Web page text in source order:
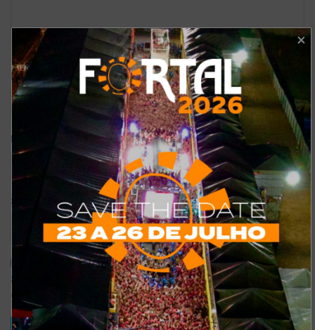
Nome
Site
Salvar meus dados neste navegador para a próxima vez que eu
comentar.